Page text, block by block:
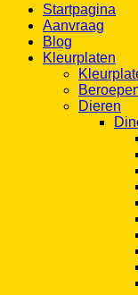
Startpagina
Aanvraag
Blog
Kleurplaten
Dieren